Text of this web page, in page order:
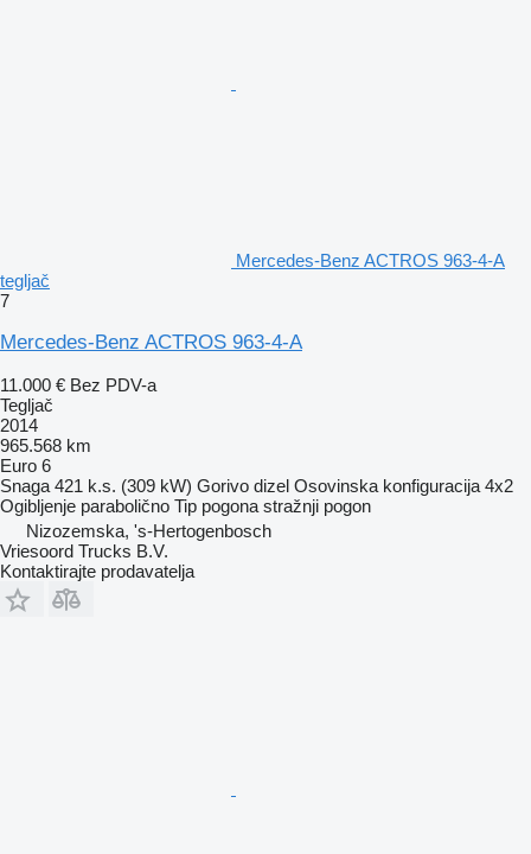
Mercedes-Benz ACTROS 963-4-A
tegljač
7
Mercedes-Benz ACTROS 963-4-A
11.000 € Bez PDV-a
Tegljač
2014
965.568 km
Euro 6
Snaga 421 k.s. (309 kW) Gorivo dizel Osovinska konfiguracija 4x2
Ogibljenje parabolično Tip pogona stražnji pogon
Nizozemska, 's-Hertogenbosch
Vriesoord Trucks B.V.
Kontaktirajte prodavatelja